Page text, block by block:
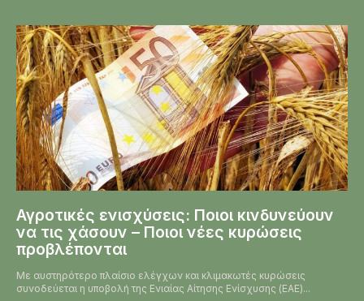
Αγροτικές ενισχύσεις: Ποιοι κινδυνεύουν
να τις χάσουν – Ποιοι νέες κυρώσεις
προβλέπονται
Με αυστηρότερο πλαίσιο ελέγχων και κλιμακωτές κυρώσεις
συνοδεύεται η υποβολή της Ενιαίας Αίτησης Ενίσχυσης (ΕΑΕ)...